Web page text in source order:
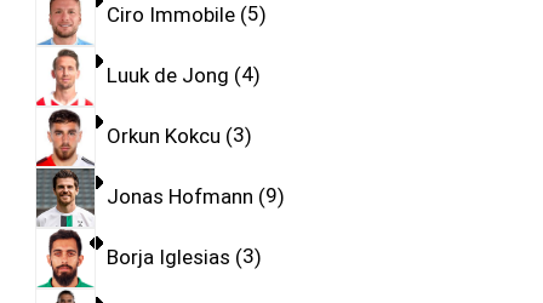
Ciro Immobile 5
Luuk de Jong 4
Orkun Kokcu 3
Jonas Hofmann 9
Borja Iglesias 3